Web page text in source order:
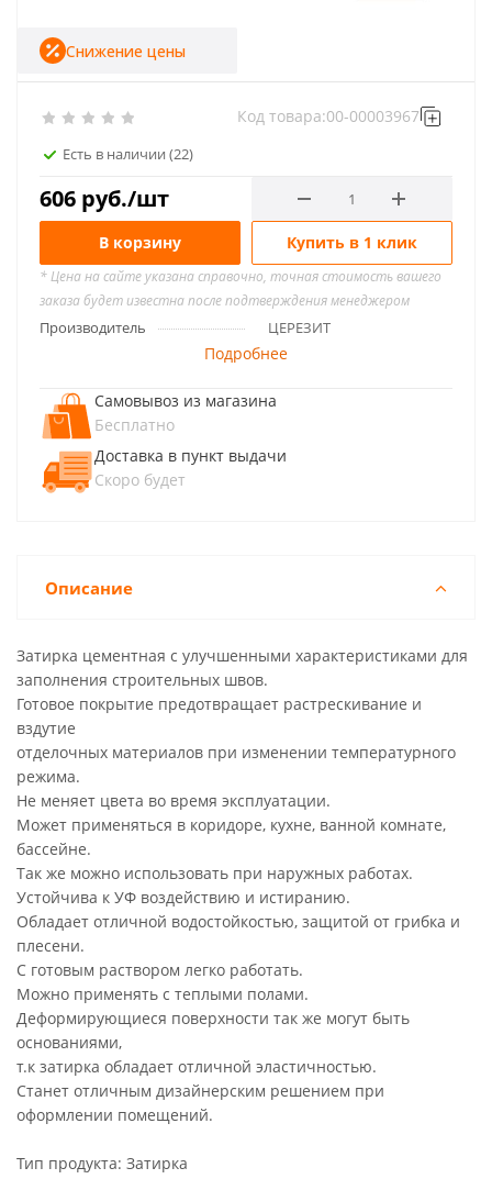
Есть в наличии (22)
Код товара:00-00003967
606 руб./шт
Снижение цены
В корзину Купить в 1 клик
* Цена на сайте указана справочно, точная стоимость вашего
заказа будет известна после подтверждения менеджером
Производитель ЦЕРЕЗИТ
Подробнее
Самовывоз из магазина
Бесплатно
Доставка в пункт выдачи
Скоро будет
Описание
Затирка цементная с улучшенными характеристиками для
заполнения строительных швов.
Готовое покрытие предотвращает растрескивание и
вздутие
отделочных материалов при изменении температурного
режима.
Не меняет цвета во время эксплуатации.
Может применяться в коридоре, кухне, ванной комнате,
бассейне.
Так же можно использовать при наружных работах.
Устойчива к УФ воздействию и истиранию.
Обладает отличной водостойкостью, защитой от грибка и
плесени.
С готовым раствором легко работать.
Можно применять с теплыми полами.
Деформирующиеся поверхности так же могут быть
основаниями,
т.к затирка обладает отличной эластичностью.
Станет отличным дизайнерским решением при
оформлении помещений.
Тип продукта: Затирка